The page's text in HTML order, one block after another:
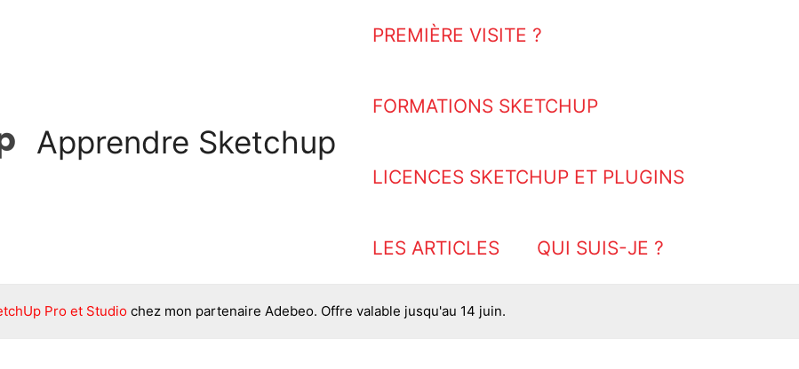
Apprendre Sketchup
PREMIÈRE VISITE ?
FORMATIONS SKETCHUP
LICENCES SKETCHUP ET PLUGINS
LES ARTICLES QUI SUIS-JE ?
Pro et Studio chez mon partenaire Adebeo. Offre valable jusqu'au 14 juin.